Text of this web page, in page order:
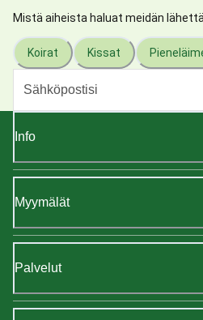
Mistä aiheista haluat meidän
Koirat Kissat
Info
Myymälät
Palvelut